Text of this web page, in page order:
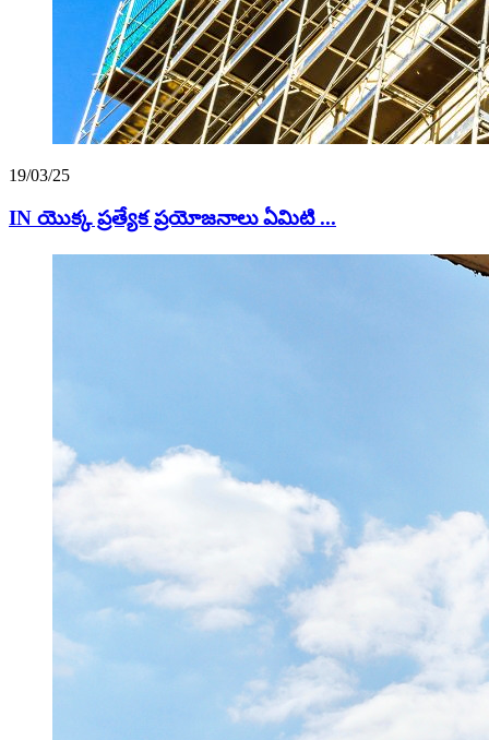
19/03/25
IN యొక్క ప్రత్యేక ప్రయోజనాలు ఏమిటి ...